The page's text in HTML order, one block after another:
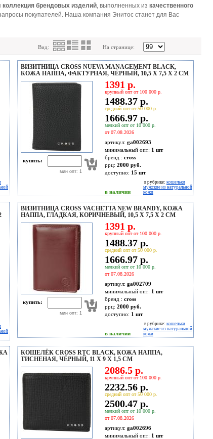
коллекция брендовых изделий, выполненных из качественного
покупателей. Наша компания Энитос станет для Вас
Вид: На странице:
ВИЗИТНИЦА CROSS NUEVA MANAGEMENT BLACK,
КОЖА НАППА, ФАКТУРНАЯ, ЧЁРНЫЙ, 10,5 Х 7,5 Х 2 СМ
купить:
мин опт: 1
1391 р.
крупный опт от 100 000 р.
1488.37 р.
средний опт от 50 000 р.
1666.97 р.
мелкий опт от 10 000 р.
от 07.08.2026
артикул: ga002693
минимальный опт: 1 шт
бренд : cross
ррц: 2000 руб.
доступно: 15 шт
в наличии
в рубрике: кошельки
мужские из натуральной
кожи
ВИЗИТНИЦА CROSS VACHETTA NEW BRANDY, КОЖА
НАППА, ГЛАДКАЯ, КОРИЧНЕВЫЙ, 10,5 Х 7,5 Х 2 СМ
купить:
мин опт: 1
1391 р.
крупный опт от 100 000 р.
1488.37 р.
средний опт от 50 000 р.
1666.97 р.
мелкий опт от 10 000 р.
от 07.08.2026
артикул: ga002709
минимальный опт: 1 шт
бренд : cross
ррц: 2000 руб.
доступно: 1 шт
в наличии
в рубрике: кошельки
мужские из натуральной
кожи
КОШЕЛЁК CROSS RTC BLACK, КОЖА НАППА,
ТИСНЕНАЯ, ЧЁРНЫЙ, 11 Х 9 Х 1,5 СМ
2086.5 р.
крупный опт от 100 000 р.
2232.56 р.
средний опт от 50 000 р.
2500.47 р.
мелкий опт от 10 000 р.
от 07.08.2026
артикул: ga002696
минимальный опт: 1 шт